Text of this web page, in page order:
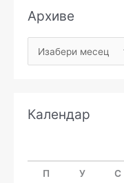
Архиве
Календар
П У С